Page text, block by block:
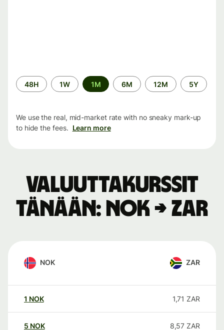
Time
period
48H 1W 1M 6M 12M 5Y
We use the real, mid-market rate with no sneaky mark-up
to hide the fees. Learn more
Valuuttakurssit
tänään: NOK → ZAR
NOK ZAR
1 NOK 1,71 ZAR
5 NOK 8,57 ZAR